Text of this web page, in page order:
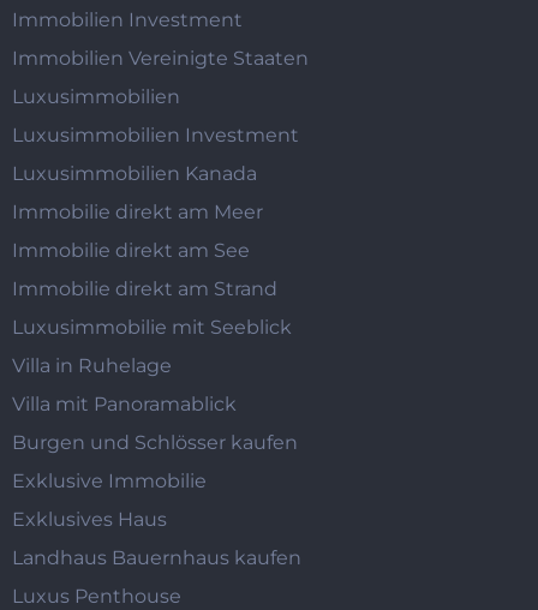
Immobilien Investment
Immobilien Vereinigte Staaten
Luxusimmobilien
Luxusimmobilien Investment
Luxusimmobilien Kanada
Immobilie direkt am Meer
Immobilie direkt am See
Immobilie direkt am Strand
Luxusimmobilie mit Seeblick
Villa in Ruhelage
Villa mit Panoramablick
Burgen und Schlösser kaufen
Exklusive Immobilie
Exklusives Haus
Landhaus Bauernhaus kaufen
Luxus Penthouse